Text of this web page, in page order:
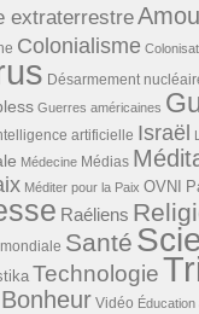
extraterrestre
Colonialisme
Désarmement
Guerres américaines
artificielle Israël
Médecine Médias
Méditer pour la Paix OVNI
Raéliens
Santé
Technologie
Vidéo Éducation